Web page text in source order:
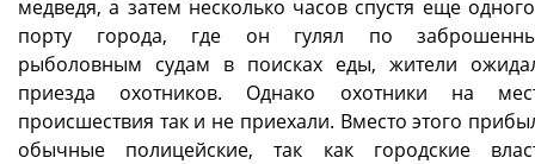
медведя, а затем несколько часов спустя еще
порту города, где он гулял по
рыболовным судам в поисках еды, жители
приезда охотников. Однако охотники на
происшествия так и не приехали. Вместо этого
обычные полицейские, так как городские